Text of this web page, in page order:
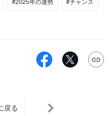
戻る